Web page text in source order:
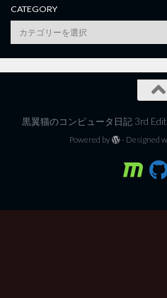
CATEGORY
category
黒翼猫のコンピュータ日記 3rd
Powered by - Designed